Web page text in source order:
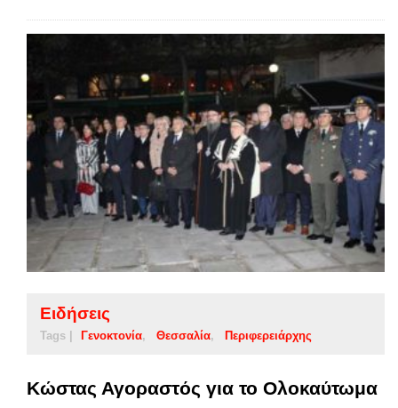
Ειδήσεις
Tags | Γενοκτονία Θεσσαλία Περιφερειάρχης
Κώστας Αγοραστός για το Ολοκαύτωμα